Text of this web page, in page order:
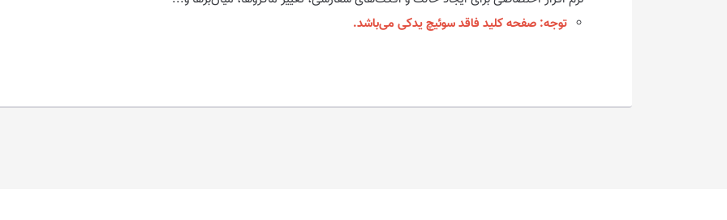
توجه: صفحه کلید فاقد سوئیچ یدکی می‌باشد.